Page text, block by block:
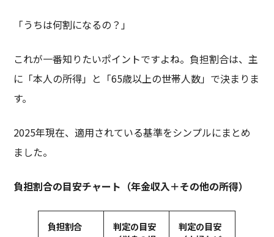
「うちは何割になるの？」
これが一番知りたいポイントですよね。負担割合は、主
に「本人の所得」と「65歳以上の世帯人数」で決まりま
す。
2025年現在、適用されている基準をシンプルにまとめ
ました。
負担割合の目安チャート（年金収入＋その他の所得）
負担割合
判定の目安
判定の目安